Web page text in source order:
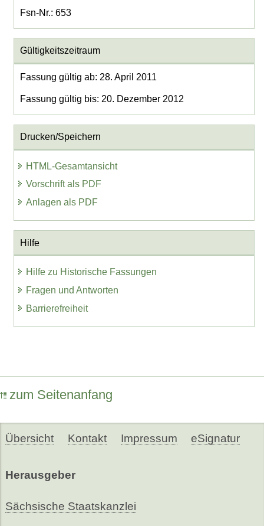
Fsn-Nr.: 653
Gültigkeitszeitraum
Fassung gültig ab: 28. April 2011
Fassung gültig bis: 20. Dezember 2012
Drucken/Speichern
HTML-Gesamtansicht
Vorschrift als PDF
Anlagen als PDF
Hilfe
Hilfe zu Historische Fassungen
Fragen und Antworten
Barrierefreiheit
zum Seitenanfang
Übersicht Kontakt Impressum eSignatur
Herausgeber
Sächsische Staatskanzlei